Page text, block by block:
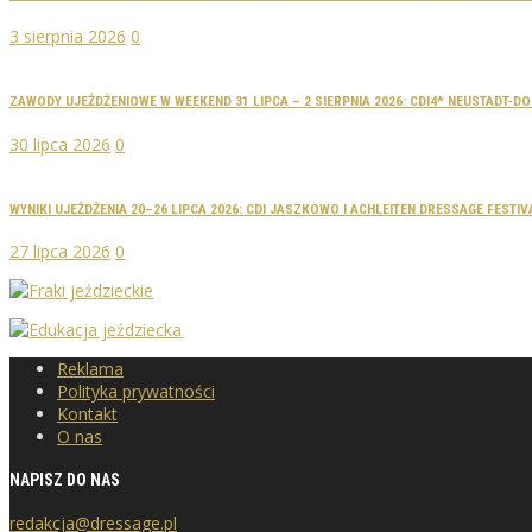
3 sierpnia 2026 0
ZAWODY UJEŻDŻENIOWE W WEEKEND 31 LIPCA – 2 SIERPNIA 2026: CDI4* NEUSTADT-
30 lipca 2026 0
WYNIKI UJEŻDŻENIA 20–26 LIPCA 2026: CDI JASZKOWO I ACHLEITEN DRESSAGE
27 lipca 2026 0
Reklama
Polityka prywatności
Kontakt
O nas
NAPISZ DO NAS
redakcja@dressage.pl